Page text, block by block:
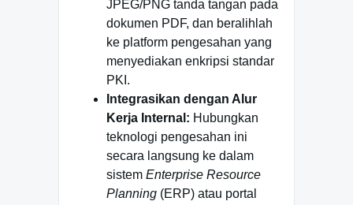
JPEG/PNG tanda tangan pada
dokumen PDF, dan beralihlah
ke platform pengesahan yang
menyediakan enkripsi standar
PKI.
Integrasikan dengan Alur
Kerja Internal: Hubungkan
teknologi pengesahan ini
secara langsung ke dalam
sistem Enterprise Resource
Planning (ERP) atau portal